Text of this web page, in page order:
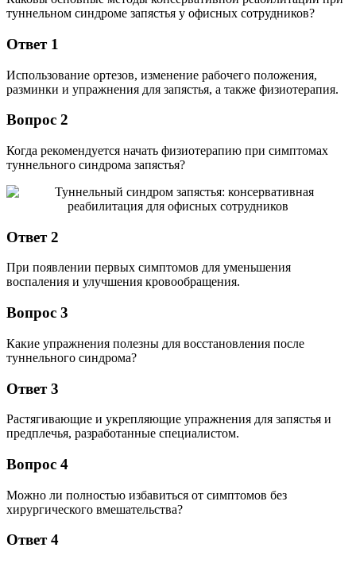
туннельном синдроме запястья у офисных сотрудников?
Ответ 1
Использование ортезов, изменение рабочего положения,
разминки и упражнения для запястья, а также физиотерапия.
Вопрос 2
Когда рекомендуется начать физиотерапию при симптомах
туннельного синдрома запястья?
Ответ 2
При появлении первых симптомов для уменьшения
воспаления и улучшения кровообращения.
Вопрос 3
Какие упражнения полезны для восстановления после
туннельного синдрома?
Ответ 3
Растягивающие и укрепляющие упражнения для запястья и
предплечья, разработанные специалистом.
Вопрос 4
Можно ли полностью избавиться от симптомов без
хирургического вмешательства?
Ответ 4